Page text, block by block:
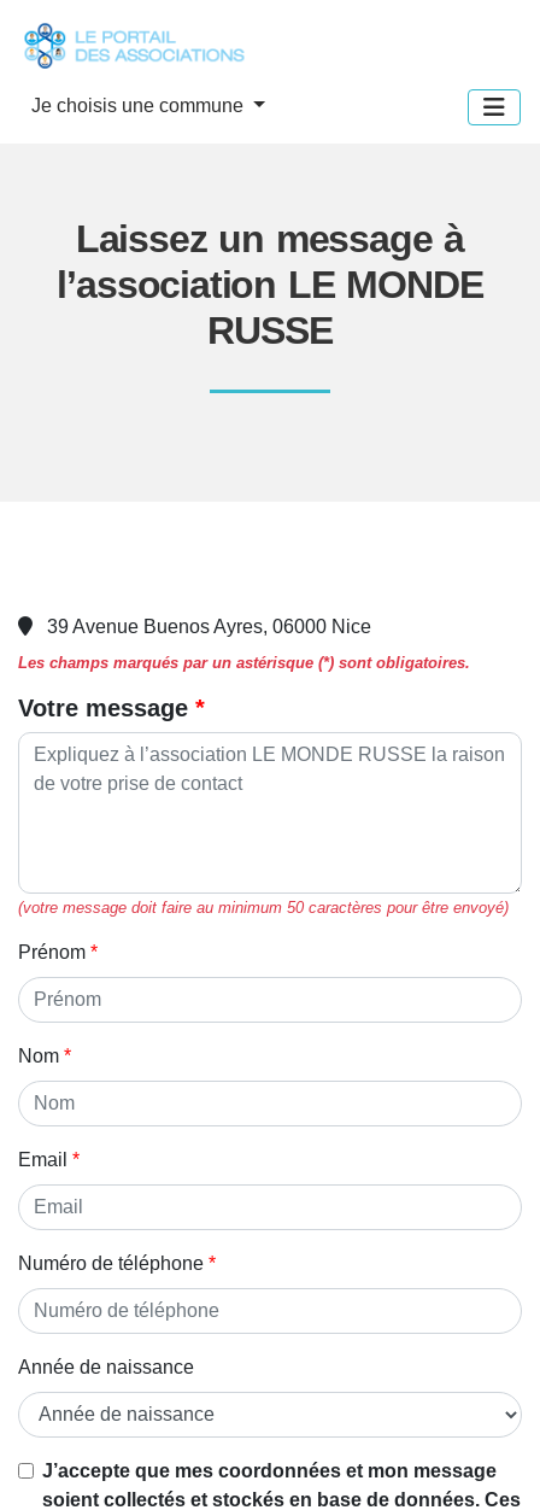
Je choisis une commune
Laissez un message à
l’association LE MONDE
RUSSE
39 Avenue Buenos Ayres, 06000 Nice
Les champs marqués par un astérisque (*) sont obligatoires.
Votre message
(votre message doit faire au minimum 50 caractères pour être envoyé)
Prénom
Nom
Email
Numéro de téléphone
Année de naissance
J’accepte que mes coordonnées et mon message
soient collectés et stockés en base de données. Ces